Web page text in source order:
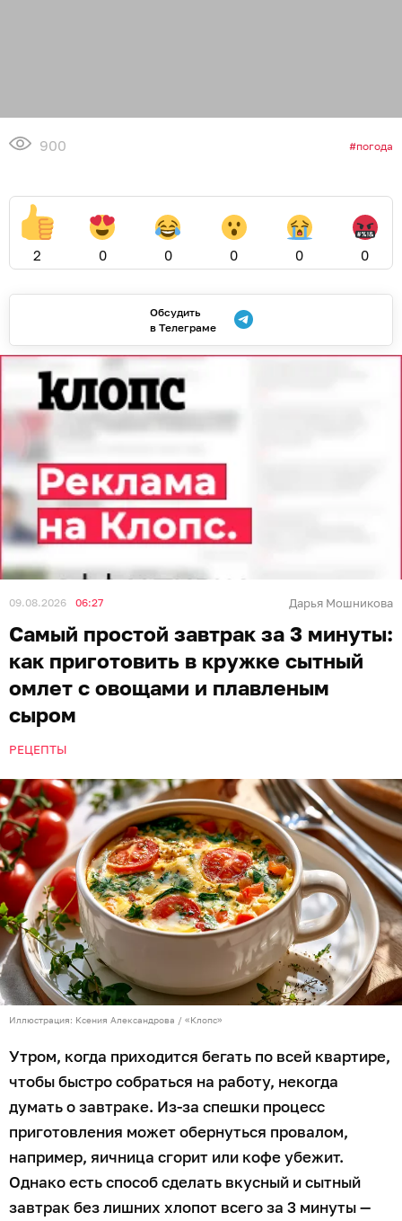
900 погода
2 0 0 0 0 0
Обсудить
в Телеграме
09.08.2026 06:27 Дарья Мошникова
Самый простой завтрак за 3 минуты:
как приготовить в кружке сытный
омлет с овощами и плавленым
сыром
РЕЦЕПТЫ
Иллюстрация: Ксения Александрова / «Клопс»
Утром, когда приходится бегать по всей квартире,
чтобы быстро собраться на работу, некогда
думать о завтраке. Из-за спешки процесс
приготовления может обернуться провалом,
например, яичница сгорит или кофе убежит.
Однако есть способ сделать вкусный и сытный
завтрак без лишних хлопот всего за 3 минуты —